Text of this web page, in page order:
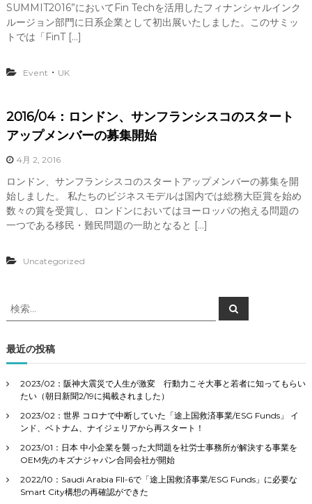
SUMMIT2016”においてFin Techを活用したフィナンシャルインク
ルージョン部門に日系企業として初出展いたしました。このサミッ
トでは「FinT […]
Event ・ UK
2016/04：ロンドン、サンフランシスコのスタート
アップメンバーの募集開始
4月 2, 2016
ロンドン、サンフランシスコのスタートアップメンバーの募集を開
始しました。 私たちのビジネスモデルは国内では総務大臣賞を始め
数々の賞を受賞し、ロンドンにおいてはヨーロッパの抱える問題の
一つである移民・難民問題の一助となると […]
Uncategorized
検
索
象
:
検
索
最近の投稿
2023/02：阪神大震災で人生が激変 行動力こそ大事と若者に知ってもらい
たい（朝日新聞2/19に掲載されました）
2023/02：世界 コロナで中断していた「途上国救済事業/ESG Funds」 イ
ンド、ベトナム、ナイジェリアから再スタート！
2023/01：日本 中小企業を襲った大問題を社労士事務所が解決する事業を
OEM先のキズナジャパン合同会社が開始
2022/10：Saudi Arabia FII-6で「途上国救済事業/ESG Funds」に必要な
Smart City構想の再確認ができた